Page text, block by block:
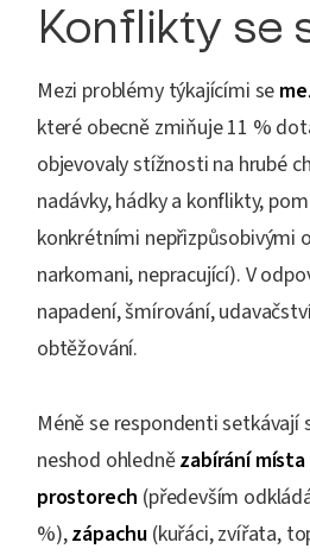
Konflikty se
Mezi problémy týkajícími se
které obecně zmiňuje 11 %
objevovaly stížnosti na hrubé
nadávky, hádky a konflikty,
konkrétními nepřizpůsobivými
narkomani, nepracující). V
napadení, šmírování,
obtěžování.
Méně se respondenti setkávají
neshod ohlednězabírání
prostorech (především
%),zápachu (kuřáci, zvířata,